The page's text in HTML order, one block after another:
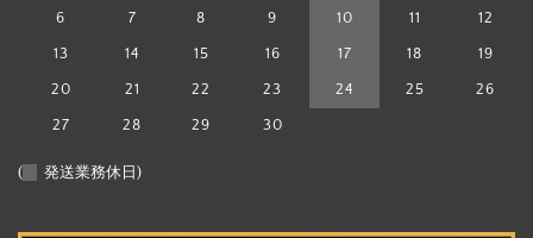
6 7 8 9 10 11 12
13 14 15 16 17 18 19
20 21 22 23 24 25 26
27 28 29 30
( 発送業務休日)